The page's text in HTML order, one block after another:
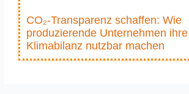
CO₂-Transparenz schaffen: Wie
produzierende Unternehmen
Klimabilanz nutzbar machen